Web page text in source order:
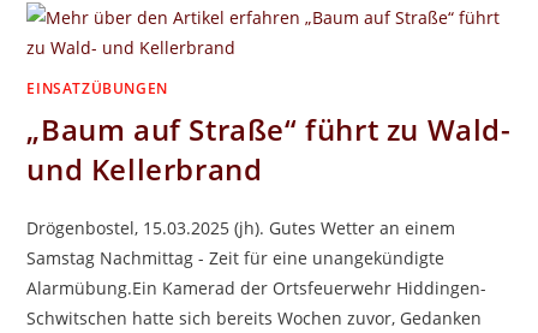
FEUERWEHR
VISSELHÖVEDE
TRAINIERT
TECHNISCHE
EINSATZÜBUNGEN
„Baum auf Straße“ führt zu Wald-
und Kellerbrand
Drögenbostel, 15.03.2025 (jh). Gutes Wetter an einem
Samstag Nachmittag - Zeit für eine unangekündigte
Alarmübung.Ein Kamerad der Ortsfeuerwehr Hiddingen-
Schwitschen hatte sich bereits Wochen zuvor, Gedanken